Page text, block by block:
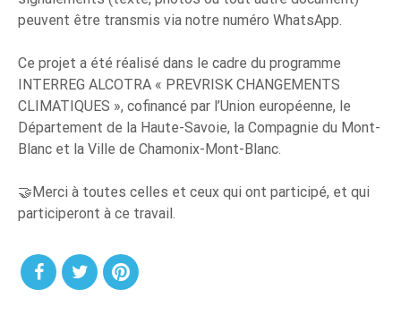
peuvent être transmis via notre numéro WhatsApp.
Ce projet a été réalisé dans le cadre du programme
INTERREG ALCOTRA « PREVRISK CHANGEMENTS
CLIMATIQUES », cofinancé par l’Union européenne, le
Département de la Haute-Savoie, la Compagnie du Mont-
Blanc et la Ville de Chamonix-Mont-Blanc.
🤝Merci à toutes celles et ceux qui ont participé, et qui
participeront à ce travail.